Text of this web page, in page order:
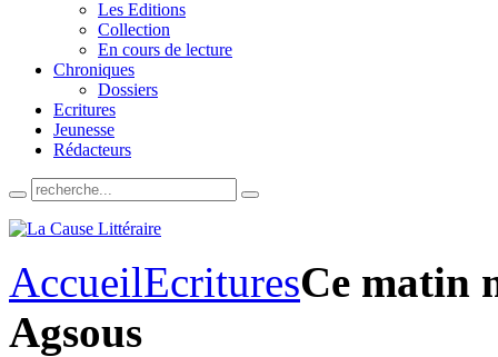
Les Editions
Collection
En cours de lecture
Chroniques
Dossiers
Ecritures
Jeunesse
Rédacteurs
AccueilEcrituresCe matin
Agsous